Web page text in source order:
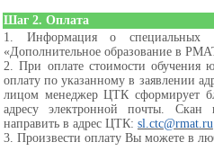
Шаг 2. Оплата
1. Информация о специальных
«Дополнительное образование в
2. При оплате стоимости
оплату по указанному в заявлении
лицом менеджер ЦТК сформирует
адресу электронной почты. Скан
направить в адрес ЦТК: sl.ctc@rmat.ru
3. Произвести оплату Вы можете в